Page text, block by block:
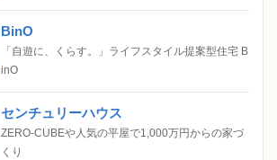
BinO
「自遊に、くらす。」ライフスタイル提案型住宅 B
inO
センチュリーハウス
ZERO-CUBEや人気の平屋で1,000万円からの家づ
くり